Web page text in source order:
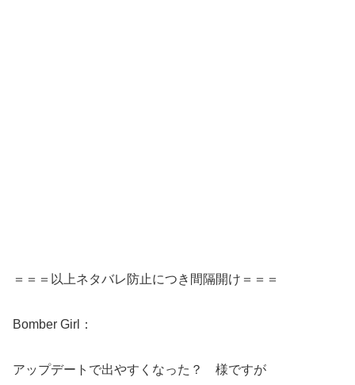
＝＝＝以上ネタバレ防止につき間隔開け＝＝＝
Bomber Girl：
アップデートで出やすくなった？ 様ですが